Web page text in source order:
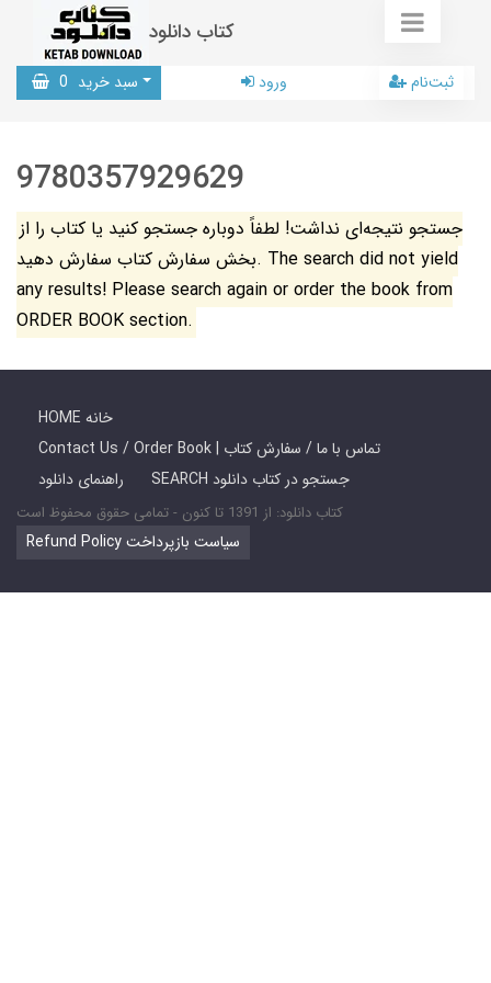
کتاب دانلود
سبد خرید 0 ورود ثبت‌نام
9780357929629
جستجو نتیجه‌ای نداشت! لطفاً دوباره جستجو کنید یا کتاب را از
بخش سفارش کتاب سفارش دهید. The search did not yield
any results! Please search again or order the book from
ORDER BOOK section.
HOME خانه
Contact Us / Order Book | تماس با ما / سفارش کتاب
راهنمای دانلود
SEARCH جستجو در کتاب دانلود
کتاب دانلود: از 1391 تا کنون - تمامی حقوق محفوظ است
Refund Policy سیاست بازپرداخت